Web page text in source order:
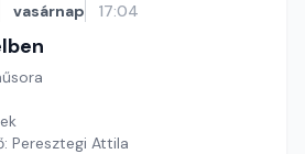
vasárnap 17:04
Peresztegi Attila